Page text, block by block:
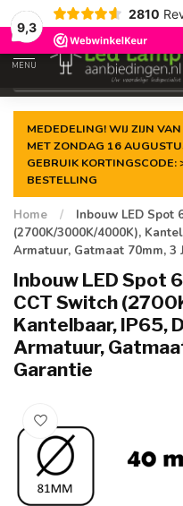
9,3
2810
Gegarandeerde de
MENU
MEDEDELING! WIJ ZIJN
MET ZONDAG 16
GEBRUIK
BESTELLING
Home /
Inbouw LED Spot
(2700K/3000K/4000K),
Armatuur, Gatmaat 70mm, 3
Inbouw LED Spot
CCT Switch
Kantelbaar, IP65,
Armatuur,
Garantie